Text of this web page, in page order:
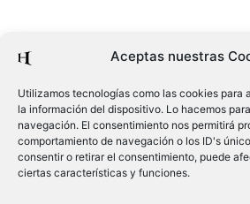
Aceptas nuestras
Utilizamos tecnologías como las cookies para
la información del dispositivo. Lo hacemos
navegación. El consentimiento nos permitirá
comportamiento de navegación o los ID's
consentir o retirar el consentimiento, puede
ciertas características y funciones.